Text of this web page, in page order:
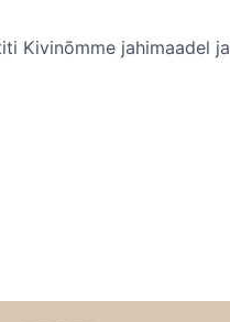
Kivinõmme jahimaadel ja